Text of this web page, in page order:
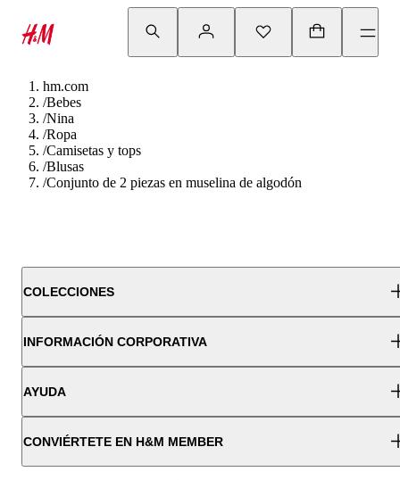
hm.com
/Bebes
/Nina
/Ropa
/Camisetas y tops
/Blusas
/Conjunto de 2 piezas en muselina de algodón
COLECCIONES
INFORMACIÓN CORPORATIVA
AYUDA
CONVIÉRTETE EN H&M MEMBER